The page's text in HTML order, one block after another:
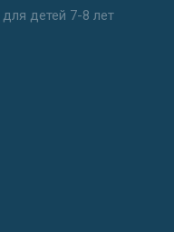
детей 7-8 лет